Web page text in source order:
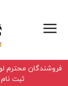
فروشندگان محترم
ثبت